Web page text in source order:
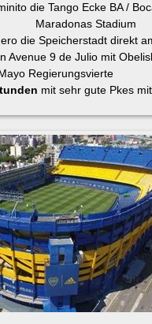
die Tango Ecke BA /
Maradonas Stadium
die Speicherstadt direkt
Avenue 9 de Julio mit
Regierungsvierte
mit sehr gute Pkes